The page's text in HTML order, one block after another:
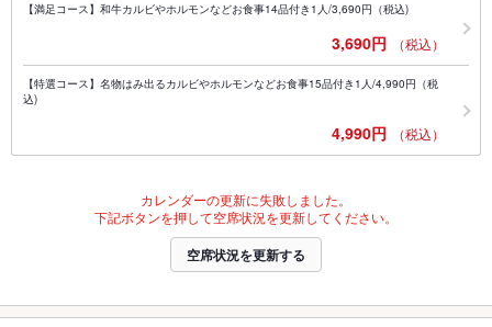
【満足コース】和牛カルビやホルモンなどお食事14品付き1人/3,690円（税込)
3,690円 （税込）
【特選コース】名物はみ出るカルビやホルモンなどお食事15品付き1人/4,990円（税
込)
4,990円 （税込）
カレンダーの更新に失敗しました。
下記ボタンを押して空席状況を更新してください。
空席状況を更新する